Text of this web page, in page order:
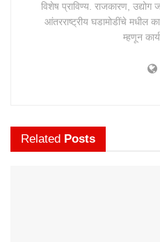
विशेष प्राविण्य. राजकारण, उद्योग
आंतरराष्ट्रीय घडामोडींचे मधील
म्हणून
Related Posts